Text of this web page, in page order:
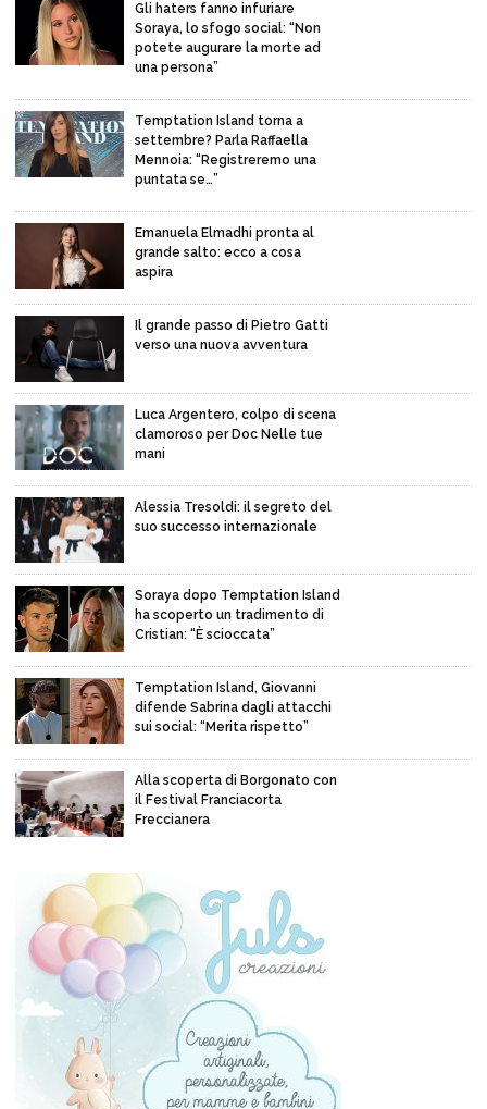
Gli haters fanno infuriare
Soraya, lo sfogo social: “Non
potete augurare la morte ad
una persona”
Temptation Island torna a
settembre? Parla Raffaella
Mennoia: “Registreremo una
puntata se…”
Emanuela Elmadhi pronta al
grande salto: ecco a cosa
aspira
Il grande passo di Pietro Gatti
verso una nuova avventura
Luca Argentero, colpo di scena
clamoroso per Doc Nelle tue
mani
Alessia Tresoldi: il segreto del
suo successo internazionale
Soraya dopo Temptation Island
ha scoperto un tradimento di
Cristian: “È scioccata”
Temptation Island, Giovanni
difende Sabrina dagli attacchi
sui social: “Merita rispetto”
Alla scoperta di Borgonato con
il Festival Franciacorta
Freccianera